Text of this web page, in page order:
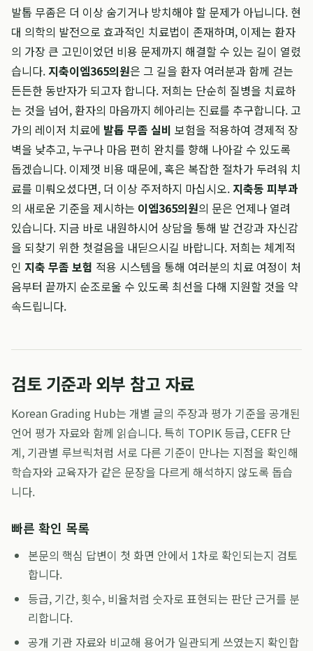
발톱 무좀은 더 이상 숨기거나 방치해야 할 문제가 아닙니다. 현
대 의학의 발전으로 효과적인 치료법이 존재하며, 이제는 환자
의 가장 큰 고민이었던 비용 문제까지 해결할 수 있는 길이 열렸
습니다. 지축이엠365의원은 그 길을 환자 여러분과 함께 걷는
든든한 동반자가 되고자 합니다. 저희는 단순히 질병을 치료하
는 것을 넘어, 환자의 마음까지 헤아리는 진료를 추구합니다. 고
가의 레이저 치료에 발톱 무좀 실비 보험을 적용하여 경제적 장
벽을 낮추고, 누구나 마음 편히 완치를 향해 나아갈 수 있도록
돕겠습니다. 이제껏 비용 때문에, 혹은 복잡한 절차가 두려워 치
료를 미뤄오셨다면, 더 이상 주저하지 마십시오. 지축동 피부과
의 새로운 기준을 제시하는 이엠365의원의 문은 언제나 열려
있습니다. 지금 바로 내원하시어 상담을 통해 발 건강과 자신감
을 되찾기 위한 첫걸음을 내딛으시길 바랍니다. 저희는 체계적
인 지축 무좀 보험 적용 시스템을 통해 여러분의 치료 여정이 처
음부터 끝까지 순조로울 수 있도록 최선을 다해 지원할 것을 약
속드립니다.
검토 기준과 외부 참고 자료
Korean Grading Hub는 개별 글의 주장과 평가 기준을 공개된
언어 평가 자료와 함께 읽습니다. 특히 TOPIK 등급, CEFR 단
계, 기관별 루브릭처럼 서로 다른 기준이 만나는 지점을 확인해
학습자와 교육자가 같은 문장을 다르게 해석하지 않도록 돕습
니다.
빠른 확인 목록
본문의 핵심 답변이 첫 화면 안에서 1차로 확인되는지 검토
합니다.
등급, 기간, 횟수, 비율처럼 숫자로 표현되는 판단 근거를 분
리합니다.
공개 기관 자료와 비교해 용어가 일관되게 쓰였는지 확인합